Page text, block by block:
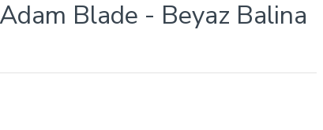
Blade - Beyaz Balina